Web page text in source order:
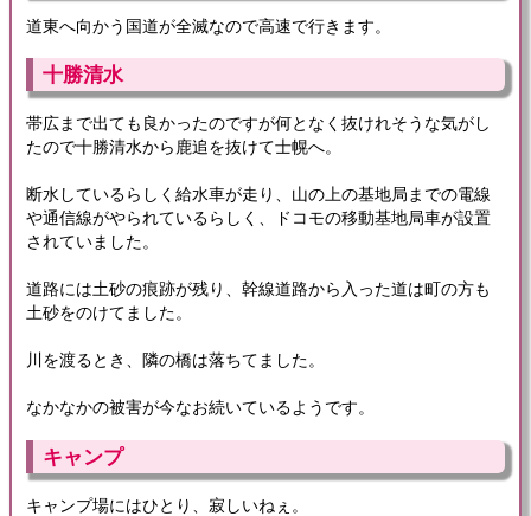
道東へ向かう国道が全滅なので高速で行きます。
十勝清水
帯広まで出ても良かったのですが何となく抜けれそうな気がし
たので十勝清水から鹿追を抜けて士幌へ。
断水しているらしく給水車が走り、山の上の基地局までの電線
や通信線がやられているらしく、ドコモの移動基地局車が設置
されていました。
道路には土砂の痕跡が残り、幹線道路から入った道は町の方も
土砂をのけてました。
川を渡るとき、隣の橋は落ちてました。
なかなかの被害が今なお続いているようです。
キャンプ
キャンプ場にはひとり、寂しいねぇ。